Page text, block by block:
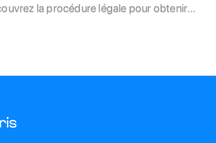
la procédure légale pour obtenir